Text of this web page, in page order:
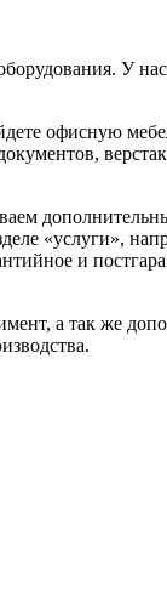
У
офисную
«услуги»,
и
а так же